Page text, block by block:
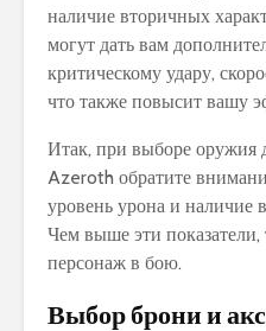
наличие вторичных
могут дать вам
критическому удару,
что также повысит вашу
Итак, при выборе
Azeroth обратите
уровень урона и наличие
Чем выше эти показатели,
персонаж в бою.
Выбор брони и